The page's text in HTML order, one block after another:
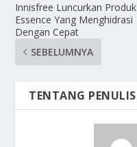
Innisfree Luncurkan Produk
Essence Yang Menghidrasi
Dengan Cepat
SEBELUMNYA
TENTANG PENULIS